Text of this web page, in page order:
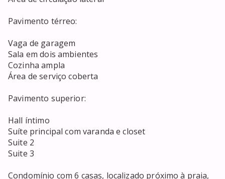
Pavimento térreo:
Vaga de garagem
Sala em dois ambientes
Cozinha ampla
Área de serviço coberta
Pavimento superior:
Hall íntimo
Suíte principal com varanda e closet
Suite 2
Suite 3
Condomínio com 6 casas, localizado próximo à praia,